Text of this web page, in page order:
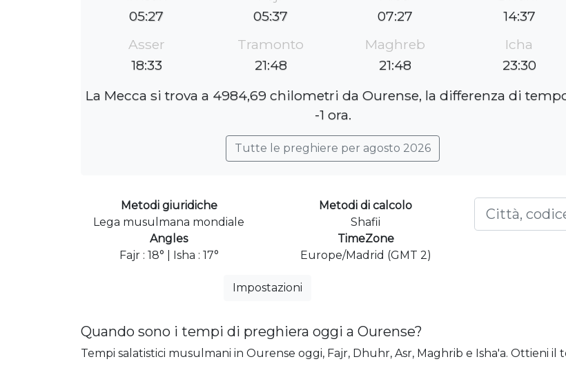
05:27
05:37
07:27
14:37
Asser
18:33
Tramonto
21:48
Maghreb
21:48
Icha
23:30
La Mecca si trova a 4984,69 chilometri da Ourense, la differenza di
-1 ora.
Tutte le preghiere per agosto 2026
Metodi giuridiche
Lega musulmana mondiale
Metodi di calcolo
Shafii
Angles
Fajr : 18° | Isha : 17°
TimeZone
Europe/Madrid (GMT 2)
Impostazioni
Quando sono i tempi di preghiera oggi a Ourense?
Tempi salatistici musulmani in Ourense oggi, Fajr, Dhuhr, Asr, Maghrib e Isha'a. Ottieni